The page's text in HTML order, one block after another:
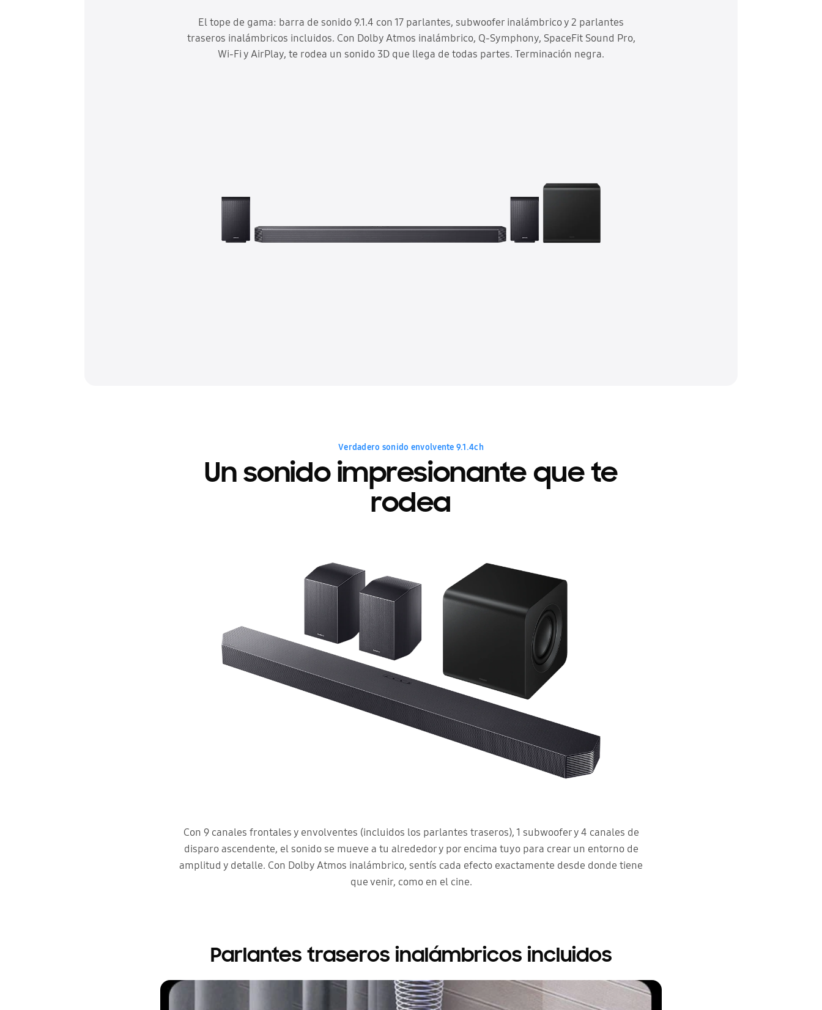
El tope de gama: barra de sonido 9.1.4 con 17 parlantes, subwoofer inalámbrico y 2 parlantes
traseros inalámbricos incluidos. Con Dolby Atmos inalámbrico, Q-Symphony, SpaceFit Sound Pro,
Wi-Fi y AirPlay, te rodea un sonido 3D que llega de todas partes. Terminación negra.
Verdadero sonido envolvente 9.1.4ch
Un sonido impresionante que te
rodea
Con 9 canales frontales y envolventes (incluidos los parlantes traseros), 1 subwoofer y 4 canales de
disparo ascendente, el sonido se mueve a tu alrededor y por encima tuyo para crear un entorno de
amplitud y detalle. Con Dolby Atmos inalámbrico, sentís cada efecto exactamente desde donde tiene
que venir, como en el cine.
Parlantes traseros inalámbricos incluidos